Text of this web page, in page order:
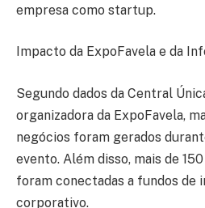
empresa como startup.
Impacto da ExpoFavela e da
Segundo dados da Central
organizadora da ExpoFavela,
negócios foram gerados
evento. Além disso, mais de
foram conectadas a fundos de
corporativo.